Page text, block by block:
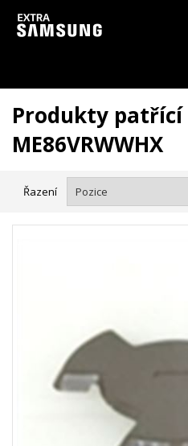
Vzhledem k aktuální situaci se může
zpozdit.
Produkty patřící
ME86VRWWHX
Řazení